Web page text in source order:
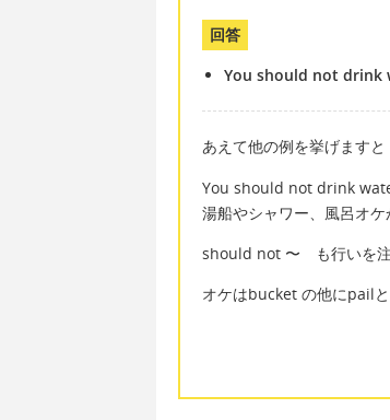
回答
You should not drink
あえて他の例を挙げますと
You should not drink
湯船やシャワー、風呂オケ
should not 〜 も行いを注
オケはbucket の他にpailと